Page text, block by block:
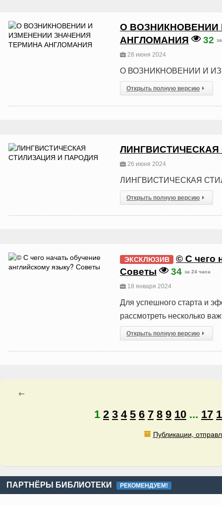
О ВОЗНИКНОВЕНИИ
АНГЛОМАНИЯ
32
28 июня 2024
О ВОЗНИКНОВЕНИИ И
Открыть полную версию
26 июня 2024
ЛИНГВИСТИЧЕСКАЯ
Открыть полную версию
ЭКСКЛЮЗИВ
© С чего
Советы
34 за 24 часа
18 января 2024
Для успешного старта и
рассмотреть несколько
Открыть полную версию
←
1 2 3 4 5 6 7 8 9 10 ... 17
Публикации,
ПАРТНЁРЫ БИБЛИОТЕКИ РЕКОМЕНДУЕМ!